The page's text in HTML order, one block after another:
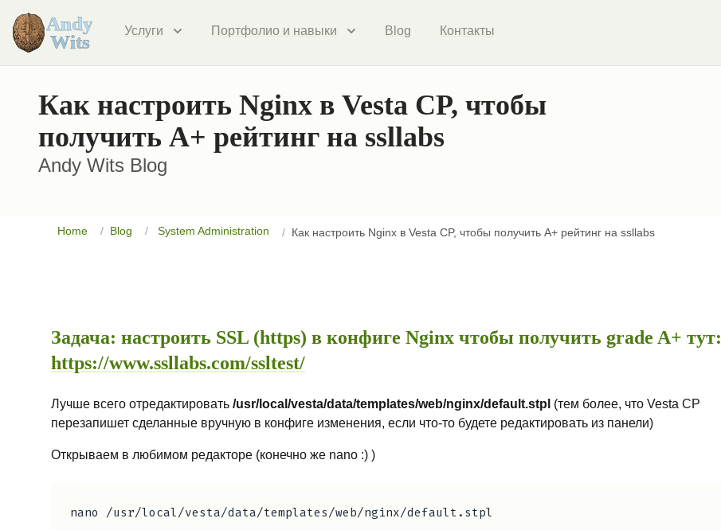
Услуги Портфолио и навыки Blog Контакты
Как настроить Nginx в Vesta CP, чтобы
получить A+ рейтинг на ssllabs
Andy Wits Blog
Home Blog System Administration Как настроить Nginx в Vesta CP, чтобы получить A+ рейтинг на ssllabs
Задача: настроить SSL (https) в конфиге Nginx чтобы получить grade A+ тут:
https://www.ssllabs.com/ssltest/
Лучше всего отредактировать /usr/local/vesta/data/templates/web/nginx/default.stpl (тем более, что Vesta CP
перезапишет сделанные вручную в конфиге изменения, если что-то будете редактировать из панели)
Открываем в любимом редакторе (конечно же nano :) )